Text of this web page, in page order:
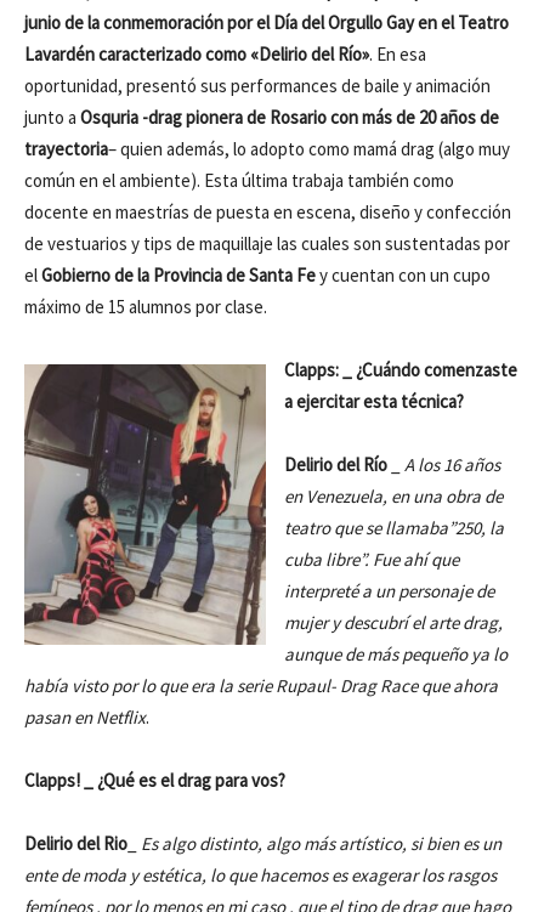
junio de la conmemoración por el Día del Orgullo Gay en el Teatro
Lavardén caracterizado como «Delirio del Río». En esa
oportunidad, presentó sus performances de baile y animación
junto a Osquria -drag pionera de Rosario con más de 20 años de
trayectoria– quien además, lo adopto como mamá drag (algo muy
común en el ambiente). Esta última trabaja también como
docente en maestrías de puesta en escena, diseño y confección
de vestuarios y tips de maquillaje las cuales son sustentadas por
elGobierno de la Provincia de Santa Fey cuentan con un cupo
máximo de 15 alumnos por clase.
Clapps: _ ¿Cuándo comenzaste
a ejercitar esta técnica?
Delirio del Río
A los 16 años
en Venezuela, en una obra de
teatro que se llamaba”250, la
cuba libre”. Fue ahí que
interpreté a un personaje de
mujer y descubrí el arte drag,
aunque de más pequeño ya lo
había visto por lo que era la serie Rupaul- Drag Race que ahora
pasan en Netflix.
Clapps! _ ¿Qué es el drag para vos?
Delirio del Rio
Es algo distinto, algo más artístico, si bien es un
ente de moda y estética, lo que hacemos es exagerar los rasgos
femíneos , por lo menos en mi caso , que el tipo de drag que hago